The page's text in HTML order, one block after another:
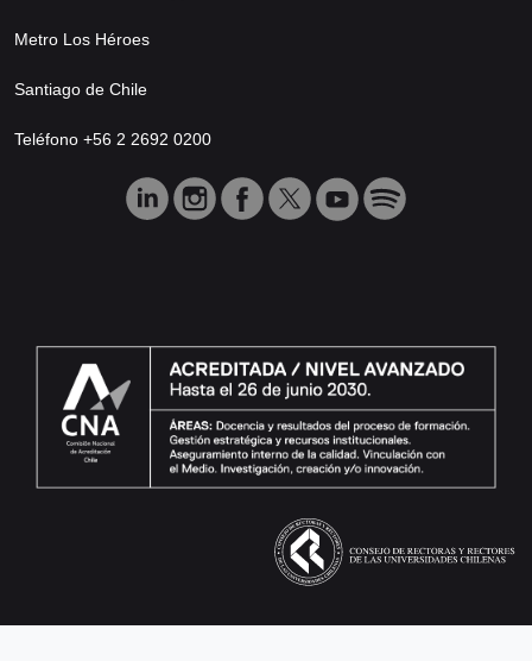
Metro Los Héroes
Santiago de Chile
Teléfono +56 2 2692 0200